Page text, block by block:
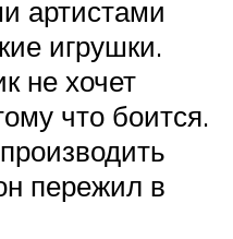
артистами
игрушки.
не хочет
что боится.
пережил в